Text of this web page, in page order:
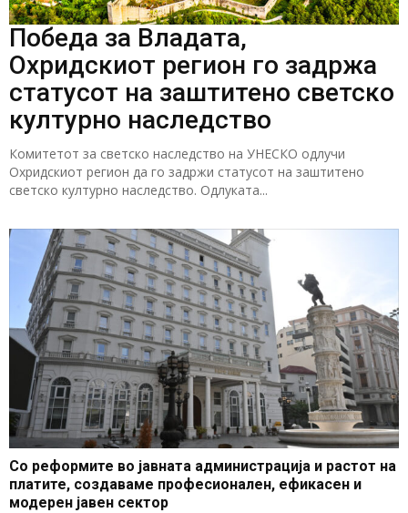
Победа за Владата,
Охридскиот регион го задржа
статусот на заштитено светско
културно наследство
Комитетот за светско наследство на УНЕСКО одлучи
Охридскиот регион да го задржи статусот на заштитено
светско културно наследство. Одлуката...
Со реформите во јавната администрација и растот на
платите, создаваме професионален, ефикасен и
модерен јавен сектор